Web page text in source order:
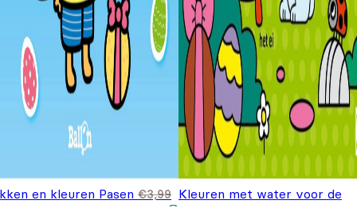
en kleuren Pasen €3,99 Kleuren met water voor de